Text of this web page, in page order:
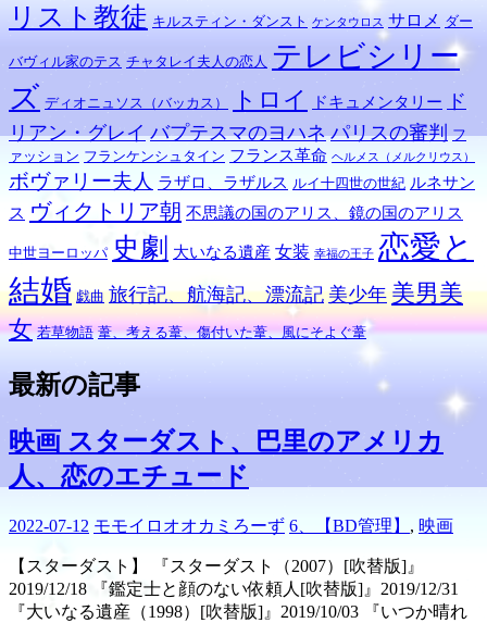
リスト教徒 キルスティン・ダンスト ケンタウロス サロメ ダー
バヴィル家のテス チャタレイ夫人の恋人 テレビシリー
ズ ディオニュソス（バッカス） トロイ ドキュメンタリー
ド
リアン・グレイ バプテスマのヨハネ パリスの審判 フ
ァッション フランケンシュタイン フランス革命 ヘルメス（メルクリウス）
ボヴァリー夫人 ラザロ、ラザルス ルイ十四世の世紀 ルネサン
ス ヴィクトリア朝 不思議の国のアリス、鏡の国のアリス
中世ヨーロッパ 史劇 大いなる遺産 女装 幸福の王子 恋愛と
結婚 戯曲 旅行記、航海記、漂流記 美少年 美男美
女 若草物語 葦、考える葦、傷付いた葦、風にそよぐ葦
最新の記事
映画 スターダスト、巴里のアメリカ
人、恋のエチュード
2022-07-12 モモイロオオカミろーず 6、【BD管理】 , 映画
【スターダスト】 『スターダスト（2007）[吹替版]』
2019/12/18 『鑑定士と顔のない依頼人[吹替版]』2019/12/31
『大いなる遺産（1998）[吹替版]』2019/10/03 『いつか晴れ